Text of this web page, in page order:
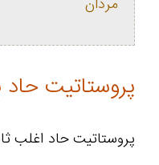
پروستاتیت حاد
پروستاتیت حاد اغلب